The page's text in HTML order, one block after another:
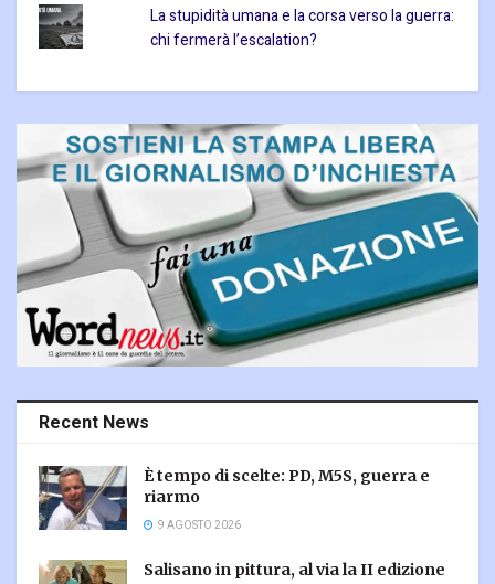
La stupidità umana e la corsa verso la guerra:
chi fermerà l’escalation?
Recent News
È tempo di scelte: PD, M5S, guerra e
riarmo
9 AGOSTO 2026
Salisano in pittura, al via la II edizione